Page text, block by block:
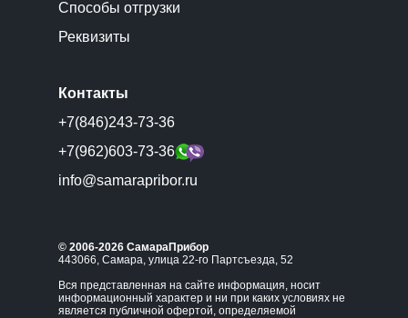
Способы отгрузки
Реквизиты
Контакты
+7(846)243-73-36
+7(962)603-73-36
info@samarapribor.ru
© 2006-2026 СамараПрибор
443066, Самара, улица 22-го Партсъезда, 52
Вся представленная на сайте информация, носит
информационный характер и ни при каких условиях не
является публичной офертой, определяемой